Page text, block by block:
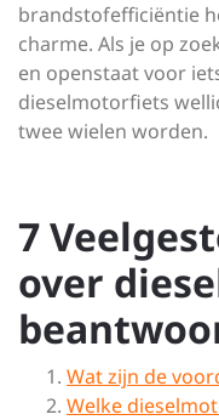
brandstofefficiëntie
charme. Als je op
en openstaat voor
dieselmotorfiets
twee wielen worden.
7
over
Wat zijn de
Welke